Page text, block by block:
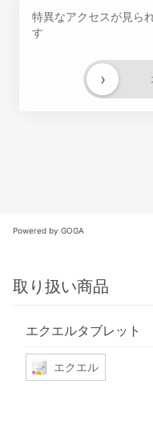
特異なアクセスが見ら
す
›
Powered by GOGA
取り扱い商品
エクエルタブレット
エクエル